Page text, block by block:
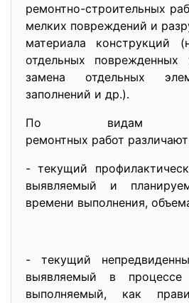
ремонтно-строительных
мелких повреждений и
материала конструкций
отдельных поврежденных
замена отдельных
заполнений и др.).
По видам
ремонтных работ
- текущий
выявляемый и
времени выполнения,
- текущий
выявляемый в процессе
выполняемый, как